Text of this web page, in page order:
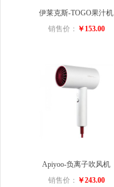
伊莱克斯-TOGO果汁机
销售价： ￥153.00
Apiyoo-负离子吹风机
销售价： ￥243.00